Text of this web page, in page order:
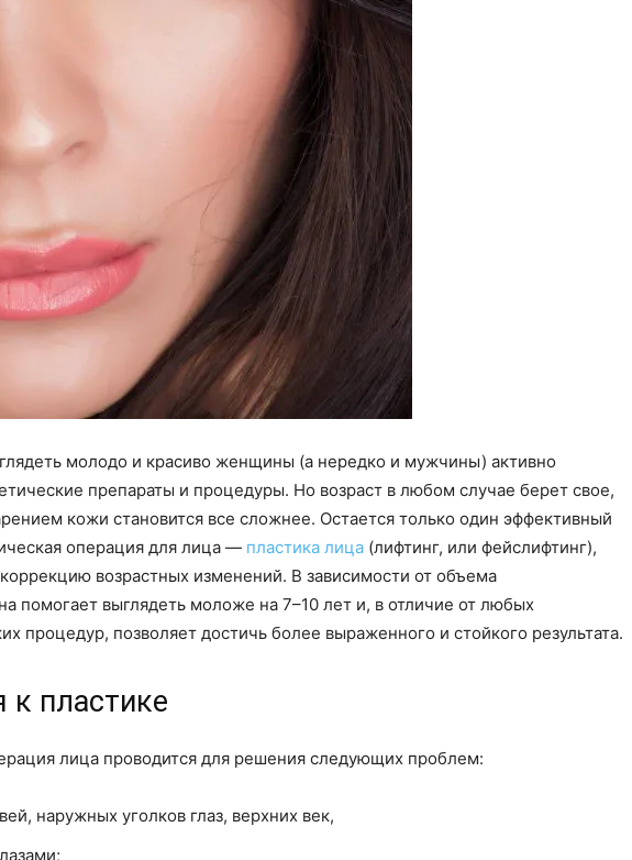
молодо и красиво женщины (а нередко и мужчины) активно
препараты и процедуры. Но возраст в любом случае берет свое,
кожи становится все сложнее. Остается только один эффективный
операция для лица — пластика лица (лифтинг, или фейслифтинг),
возрастных изменений. В зависимости от объема
помогает выглядеть моложе на 7–10 лет и, в отличие от любых
процедур, позволяет достичь более выраженного и стойкого результата.
к пластике
лица проводится для решения следующих проблем:
наружных уголков глаз, верхних век,